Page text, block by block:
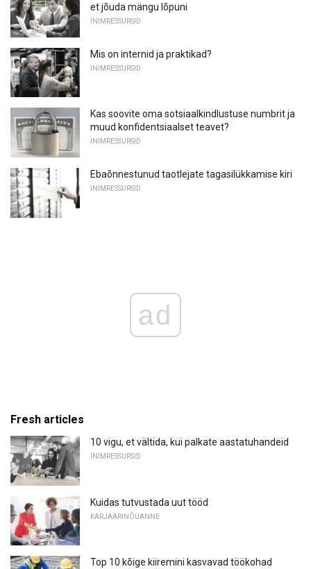
et jõuda mängu lõpuni
INIMRESSURSID
Mis on internid ja praktikad?
INIMRESSURSID
Kas soovite oma sotsiaalkindlustuse numbrit ja
muud konfidentsiaalset teavet?
INIMRESSURSID
Ebaõnnestunud taotlejate tagasilükkamise kiri
INIMRESSURSID
ad
Fresh articles
10 vigu, et vältida, kui palkate aastatuhandeid
INIMRESSURSID
Kuidas tutvustada uut tööd
KARJÄÄRINÕUANNE
Top 10 kõige kiiremini kasvavad töökohad